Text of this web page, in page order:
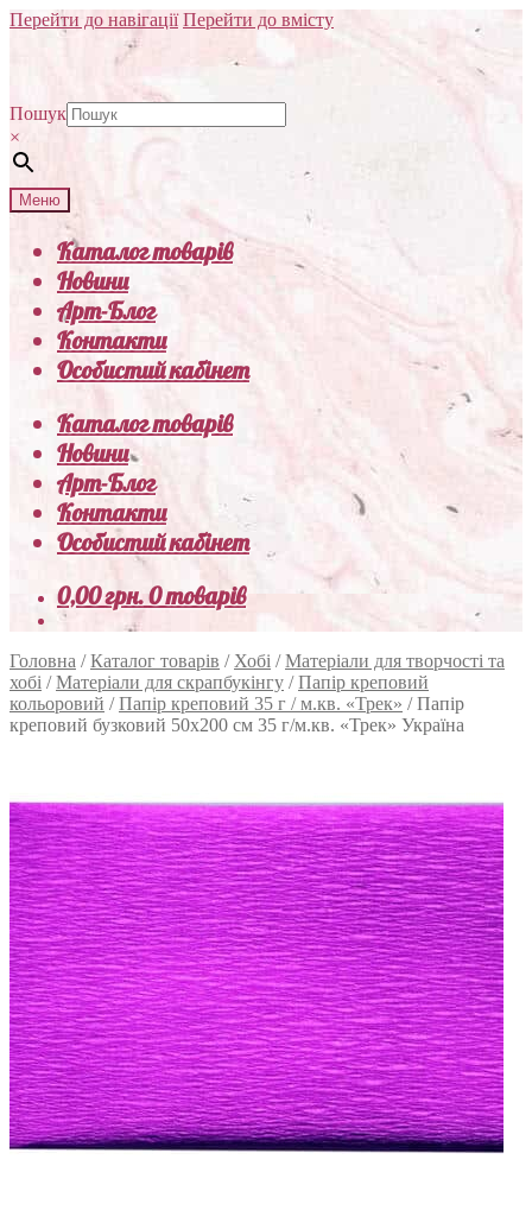
Перейти до навігації Перейти до вмісту
Пошук
×
Меню
Каталог товарів
Новини
Арт-Блог
Контакти
Особистий кабінет
Каталог товарів
Новини
Арт-Блог
Контакти
Особистий кабінет
0,00грн.0 товарів
Головна /Каталог товарів / Хобі /Матеріали для творчості та
хобі /Матеріали для скрапбукінгу /Папір креповий
кольоровий /Папір креповий 35 г / м.кв. «Трек» /Папір
креповий бузковий 50х200 см 35 г/м.кв. «Трек» Україна